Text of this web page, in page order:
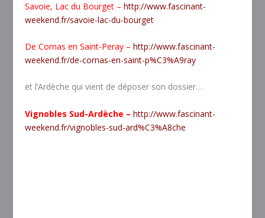
Savoie, Lac du Bourget –http://www.fascinant-
weekend.fr/savoie-lac-du-bourget
De Cornas en Saint-Peray –http://www.fascinant-
weekend.fr/de-cornas-en-saint-p%C3%A9ray
et l’Ardèche qui vient de déposer son dossier…
Vignobles Sud-Ardèche –http://www.fascinant-
weekend.fr/vignobles-sud-ard%C3%A8che